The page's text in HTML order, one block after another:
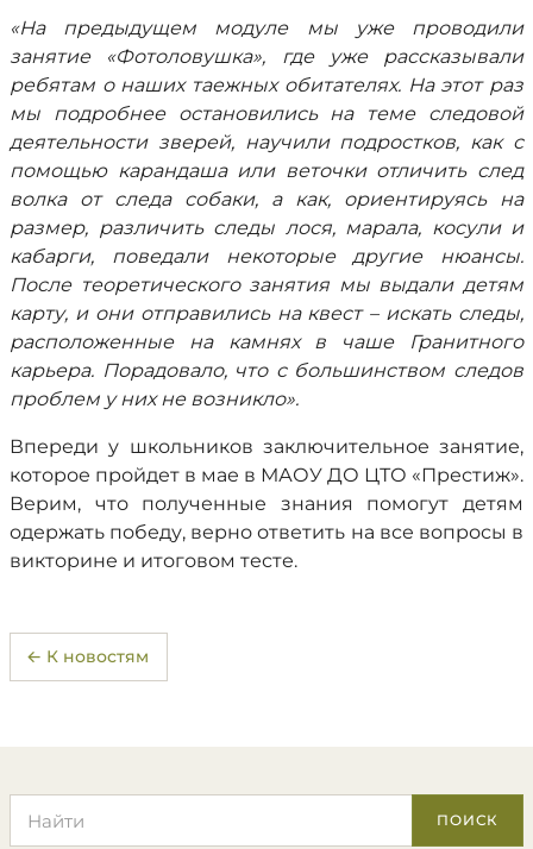
«На предыдущем модуле мы уже проводили
занятие «Фотоловушка», где уже рассказывали
ребятам о наших таежных обитателях. На этот раз
мы подробнее остановились на теме следовой
деятельности зверей, научили подростков, как с
помощью карандаша или веточки отличить след
волка от следа собаки, а как, ориентируясь на
размер, различить следы лося, марала, косули и
кабарги, поведали некоторые другие нюансы.
После теоретического занятия мы выдали детям
карту, и они отправились на квест – искать следы,
расположенные на камнях в чаше Гранитного
карьера. Порадовало, что с большинством следов
проблем у них не возникло».
Впереди у школьников заключительное занятие,
которое пройдет в мае в МАОУ ДО ЦТО «Престиж».
Верим, что полученные знания помогут детям
одержать победу, верно ответить на все вопросы в
викторине и итоговом тесте.
← К новостям
ПОИСК